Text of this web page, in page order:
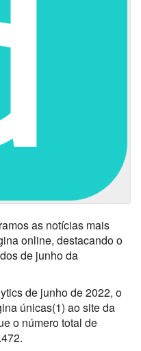
as notícias mais
online, destacando o
de junho da
de junho de 2022, o
únicas(1) ao site da
o número total de